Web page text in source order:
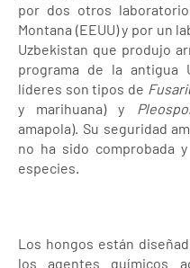
por dos otros
Montana (EEUU) y por un
Uzbekistan que produjo
programa de la antigua
líderes son tipos de
y marihuana) y
amapola). Su seguridad
no ha sido comprobada
especies.
Los hongos están
los agentes químicos